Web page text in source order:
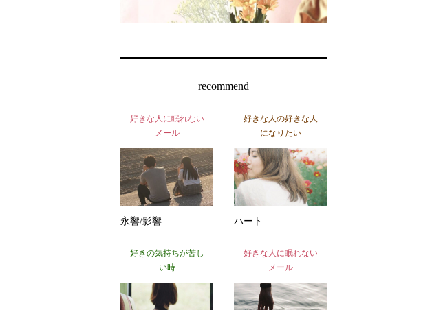
recommend
好きな人に眠れない
メール
永響/影響
好きな人の好きな人
になりたい
ハート
好きの気持ちが苦し
い時
好きな人に眠れない
メール